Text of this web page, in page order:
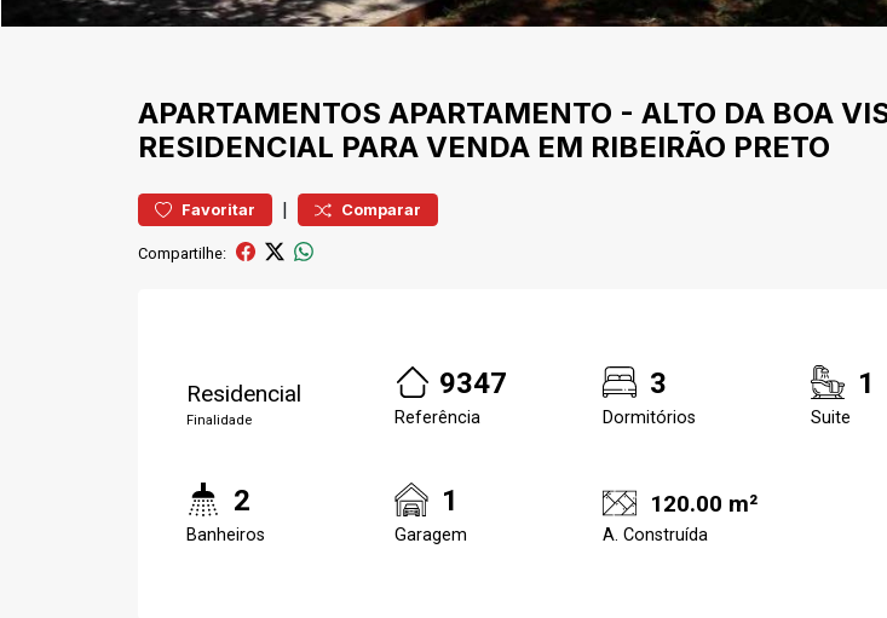
APARTAMENTOS APARTAMENTO - ALTO DA BOA
RESIDENCIAL PARA VENDA EM RIBEIRÃO PRETO
Favoritar | Comparar
Compartilhe:
Residencial
Finalidade
9347
Referência
3
Dormitórios
1
Suite
2
Banheiros
1
Garagem
120.00 m²
A. Construída